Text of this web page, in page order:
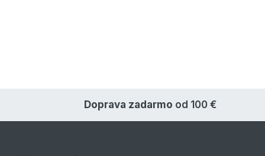
Doprava zadarmo od 100 €